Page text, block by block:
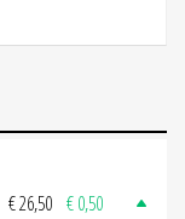
€ 26,50 € 0,50